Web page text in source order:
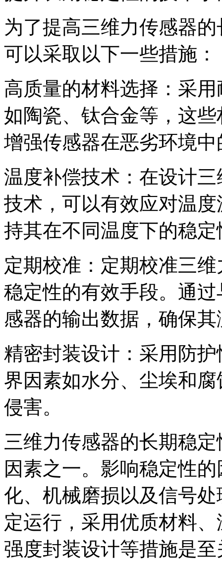
为了提高三维力传感器
可以采取以下一些措施：
高质量的材料选择：采
如陶瓷、钛合金等，这
增强传感器在恶劣环境
温度补偿技术：在设计
技术，可以有效应对温
持其在不同温度下的稳定
定期校准：定期校准三
稳定性的有效手段。通
感器的输出数据，确保
精密封装设计：采用防
界因素如水分、尘埃和
侵害。
三维力传感器的长期稳
因素之一。影响稳定性
化、机械磨损以及信号
定运行，采用优质材料
强度封装设计等措施是